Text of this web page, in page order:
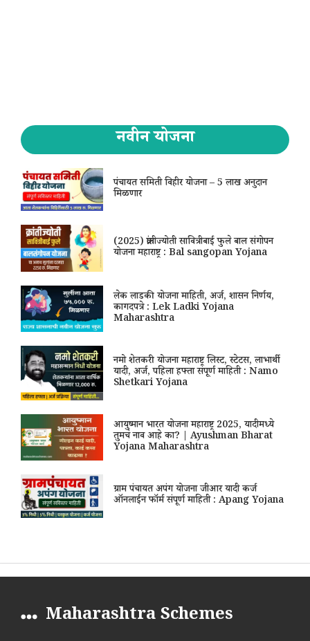
नवीन योजना
पंचायत समिती विहीर योजना – 5 लाख अनुदान
मिळणार
(2025) क्रांतीज्योती सावित्रीबाई फुले बाल संगोपन
योजना महाराष्ट्र : Bal sangopan Yojana
लेक लाडकी योजना माहिती, अर्ज, शासन निर्णय,
कागदपत्रे : Lek Ladki Yojana
Maharashtra
नमो शेतकरी योजना महाराष्ट्र लिस्ट, स्टेटस, लाभार्थी
यादी, अर्ज, पहिला हफ्ता संपूर्ण माहिती : Namo
Shetkari Yojana
आयुष्मान भारत योजना महाराष्ट्र 2025, यादीमध्ये
तुमचं नाव आहे का? | Ayushman Bharat
Yojana Maharashtra
ग्राम पंचायत अपंग योजना जीआर यादी कर्ज
ऑनलाईन फॉर्म संपूर्ण माहिती : Apang Yojana
Maharashtra Schemes